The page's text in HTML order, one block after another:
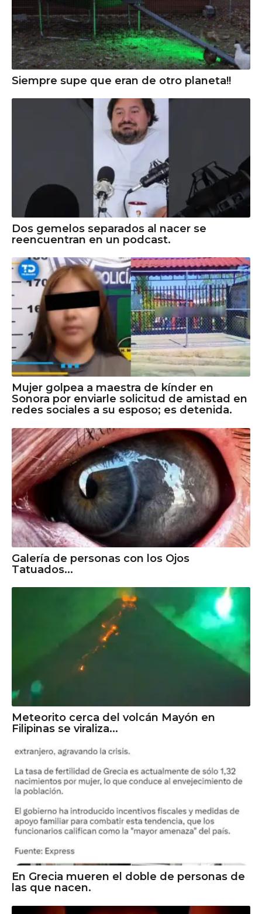
Siempre supe que eran de otro planeta!!
Dos gemelos separados al nacer se
reencuentran en un podcast.
Mujer golpea a maestra de kínder en
Sonora por enviarle solicitud de amistad en
redes sociales a su esposo; es detenida.
Galería de personas con los Ojos
Tatuados...
Meteorito cerca del volcán Mayón en
Filipinas se viraliza...
En Grecia mueren el doble de personas de
las que nacen.